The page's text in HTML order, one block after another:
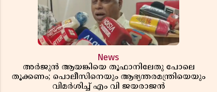
News
അർജുൻ ആയങ്കിയെ തൂഫാനിലേതു പോലെ
തൂക്കണം; പൊലീസിനെയും ആഭ്യന്തരമന്ത്രിയെയും
വിമർശിച്ച് എം വി ജയരാജൻ